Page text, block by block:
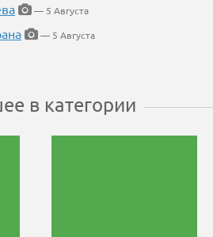
— 5 Августа
— 5 Августа
в категории